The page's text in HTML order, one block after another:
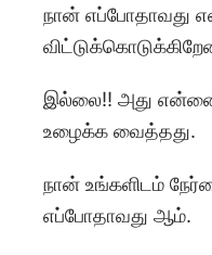
நான் எப்போதாவது
இல்லை!! அது
உழைக்க வைத்தது.
நான் உங்களிடம்
எப்போதாவது ஆம்.